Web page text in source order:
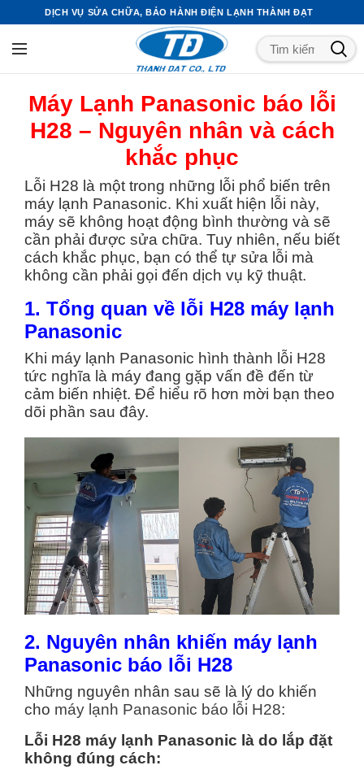
DỊCH VỤ SỬA CHỮA, BẢO HÀNH ĐIỆN LẠNH THÀNH ĐẠT
Máy Lạnh Panasonic báo lỗi
H28 – Nguyên nhân và cách
khắc phục
Lỗi H28 là một trong những lỗi phổ biến trên
máy lạnh Panasonic. Khi xuất hiện lỗi này,
máy sẽ không hoạt động bình thường và sẽ
cần phải được sửa chữa. Tuy nhiên, nếu biết
cách khắc phục, bạn có thể tự sửa lỗi mà
không cần phải gọi đến dịch vụ kỹ thuật.
1. Tổng quan về lỗi H28 máy lạnh
Panasonic
Khi máy lạnh Panasonic hình thành lỗi H28
tức nghĩa là máy đang gặp vấn đề đến từ
cảm biến nhiệt. Để hiểu rõ hơn mời bạn theo
dõi phần sau đây.
2. Nguyên nhân khiến máy lạnh
Panasonic báo lỗi H28
Những nguyên nhân sau sẽ là lý do khiến
cho máy lạnh Panasonic báo lỗi H28:
Lỗi H28 máy lạnh Panasonic là do lắp đặt
không đúng cách: